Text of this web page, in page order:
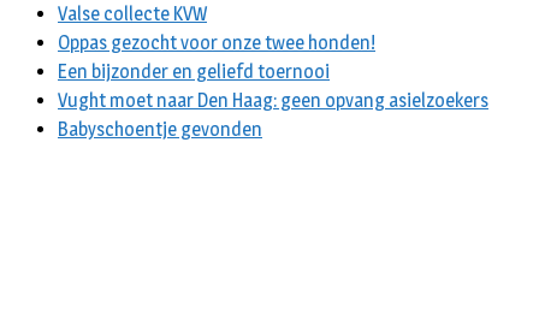
Valse collecte KVW
Oppas gezocht voor onze twee honden!
Een bijzonder en geliefd toernooi
Vught moet naar Den Haag: geen opvang asielzoekers
Babyschoentje gevonden